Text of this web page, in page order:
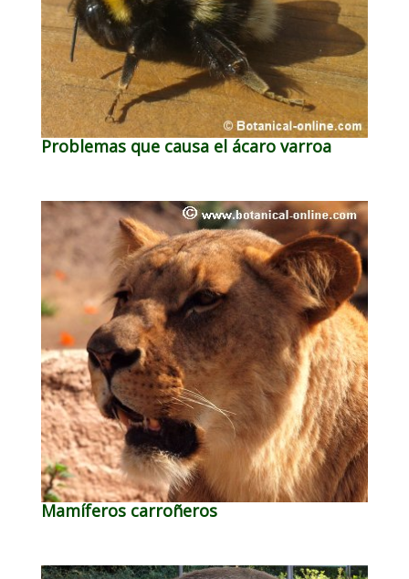
Problemas que causa el ácaro varroa
Mamíferos carroñeros